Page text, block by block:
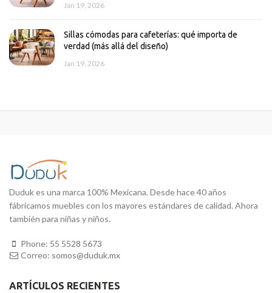
Jan 19, 2026
Sillas cómodas para cafeterías: qué importa de
verdad (más allá del diseño)
Jan 19, 2026
Duduk es una marca 100% Mexicana. Desde hace 40 años
fábricamos muebles con los mayores estándares de calidad. Ahora
también para niñas y niños.
Phone: 55 5528 5673
Correo: somos@duduk.mx
ARTÍCULOS RECIENTES